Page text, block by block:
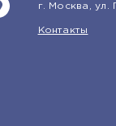
г. Москва, ул.
Контакты